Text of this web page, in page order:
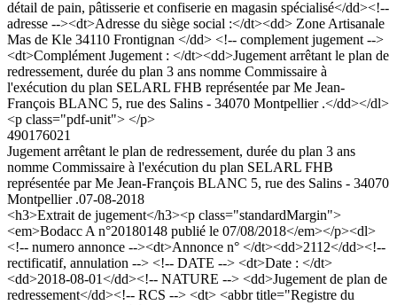
détail de pain, pâtisserie et confiserie en magasin spécialisé</dd><!--
adresse --><dt>Adresse du siège social :</dt><dd> Zone Artisanale
Mas de Kle 34110 Frontignan </dd> <!-- complement jugement -->
<dt>Complément Jugement : </dt><dd>Jugement arrêtant le plan de
redressement, durée du plan 3 ans nomme Commissaire à
l'exécution du plan SELARL FHB représentée par Me Jean-
François BLANC 5, rue des Salins - 34070 Montpellier .</dd></dl>
<p class="pdf-unit"> </p>
490176021
Jugement arrêtant le plan de redressement, durée du plan 3 ans
nomme Commissaire à l'exécution du plan SELARL FHB
représentée par Me Jean-François BLANC 5, rue des Salins - 34070
Montpellier .07-08-2018
<h3>Extrait de jugement</h3><p class="standardMargin">
<em>Bodacc A n°20180148 publié le 07/08/2018</em></p><dl>
<!-- numero annonce --><dt>Annonce n° </dt><dd>2112</dd><!--
rectificatif, annulation --> <!-- DATE --> <dt>Date : </dt>
<dd>2018-08-01</dd><!-- NATURE --> <dd>Jugement de plan de
redressement</dd><!-- RCS --> <dt> <abbr title="Registre du